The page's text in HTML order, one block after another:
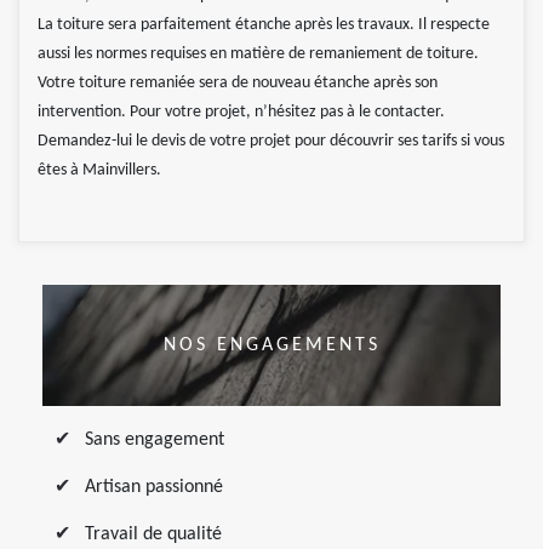
La toiture sera parfaitement étanche après les travaux. Il respecte
aussi les normes requises en matière de remaniement de toiture.
Votre toiture remaniée sera de nouveau étanche après son
intervention. Pour votre projet, n’hésitez pas à le contacter.
Demandez-lui le devis de votre projet pour découvrir ses tarifs si vous
êtes à Mainvillers.
NOS ENGAGEMENTS
Sans engagement
Artisan passionné
Travail de qualité